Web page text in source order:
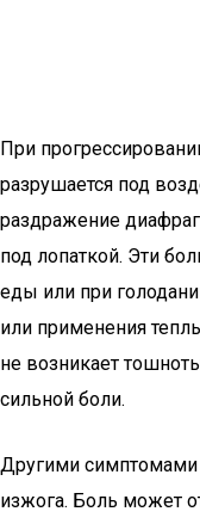
При
разрушается под
раздражение
под лопаткой. Эти
еды или при
или применения
не возникает
сильной боли.
Другими симптомами
изжога. Боль может